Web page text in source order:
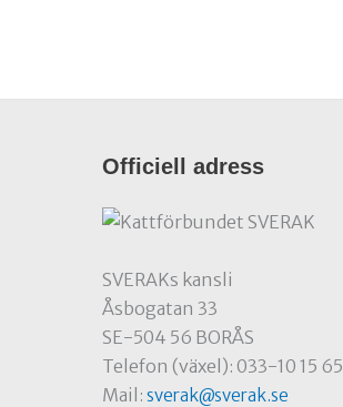
Officiell adress
SVERAKs kansli
Åsbogatan 33
SE-504 56 BORÅS
Telefon (växel): 033-10 15 65
Mail: sverak@sverak.se